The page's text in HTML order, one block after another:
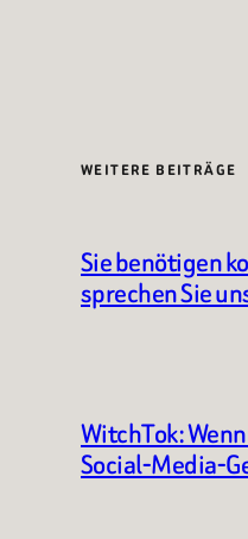
WEITERE BEITRÄGE
Sie benötigen
sprechen Sie
WitchTok:
Social-Media-